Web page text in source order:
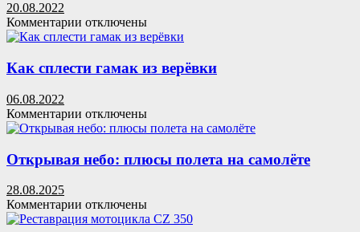
20.08.2022
Комментарии к
записи
простой
самодельный
мультиметра
за
минут
отключены
Как сплести гамак из верёвки
06.08.2022
Комментарии к
записи
сплести
гамак
верёвки
отключены
Открывая небо: плюсы полета на самолёте
28.08.2025
Комментарии к
записи
отключены